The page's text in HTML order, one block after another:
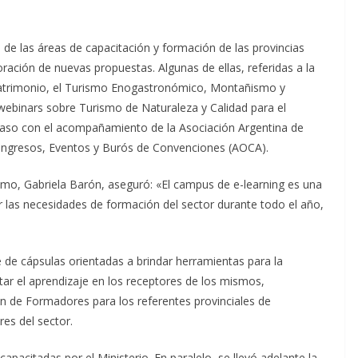
las áreas de capacitación y formación de las provincias
de nuevas propuestas. Algunas de ellas, referidas a la
el Turismo Enogastronómico, Montañismo y
sobre Turismo de Naturaleza y Calidad para el
con el acompañamiento de la Asociación Argentina de
Eventos y Burós de Convenciones (AOCA).
Gabriela Barón, aseguró: «El campus de e-learning es una
necesidades de formación del sector durante todo el año,
cápsulas orientadas a brindar herramientas para la
el aprendizaje en los receptores de los mismos,
Formadores para los referentes provinciales de
del sector.